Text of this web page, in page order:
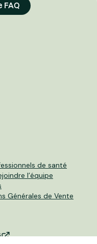
FAQ
de santé
l’équipe
Générales de Vente